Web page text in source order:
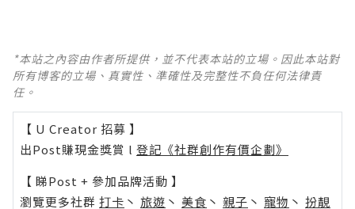
*本站之內容由作者所提供，並不代表本站的立場。因此本站對
所有博客的立場、真實性、準確性及完整性不負任何法律責
任。
【 U Creator 招募 】
出Post賺現金獎賞 l 登記《社群創作有價企劃》
【 睇Post + 參加品牌活動 】
瀏覽更多社群 打卡 丶 旅遊 丶 美食 丶 親子 丶 寵物 丶 扮靚